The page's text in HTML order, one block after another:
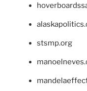
stsmp.org